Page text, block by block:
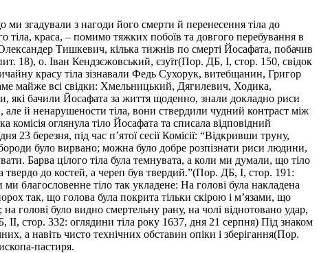
ми згадували з нагоди його смерти й перенесення тіла до
краса, – помимо тяжких побоїв та довгого перебування в
Тишкевич, кілька тижнів по смерті Йосафата, побачив
о. Іван Кендзєжовський, єзуїт(Пор. ДБ, І, стор. 150, свідок
красу тіла зізнавали Федь Сухорук, витебщанин, Григор
майже всі свідки: Хмельницький, Дягилевич, Ходика,
бачили Йосафата за життя щоденно, знали докладно риси
й ненарушености тіла, вони ствердили чудний контраст між
оглянула тіло Йосафата та списала відповідний
березня, під час п’ятої сесії Комісії: “Відкривши труну,
було вирвано; можна було добре розпізнати риси людини,
Барва цілого тіла була темнувата, а коли ми думали, що тіло
твердо до костей, а череп був твердий.”(Пор. ДБ, І, стор. 191:
благословенне тіло так укладене: На голові була накладена
так, що голова була покрита тільки скірою і м’язами, що
голові було видно смертельну рану, на чолі віднотовано удар,
II, стор. 332: оглядини тіла року 1637, дня 21 серпня) Під знаком
а навіть чисто технічних обставин опіки і зберігання(Пор.
пастиря.